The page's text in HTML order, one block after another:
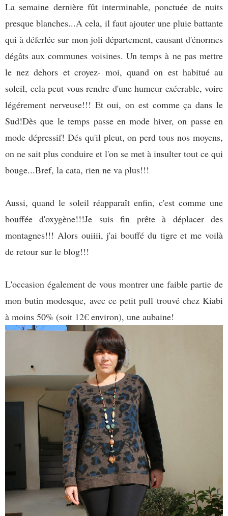
La semaine dernière fût interminable, ponctuée de nuits
presque blanches...A cela, il faut ajouter une pluie battante
qui à déferlée sur mon joli département, causant d'énormes
dégâts aux communes voisines. Un temps à ne pas mettre
le nez dehors et croyez- moi, quand on est habitué au
soleil, cela peut vous rendre d'une humeur exécrable, voire
légérement nerveuse!!! Et oui, on est comme ça dans le
Sud!Dès que le temps passe en mode hiver, on passe en
mode dépressif! Dés qu'il pleut, on perd tous nos moyens,
on ne sait plus conduire et l'on se met à insulter tout ce qui
bouge...Bref, la cata, rien ne va plus!!!
Aussi, quand le soleil réapparaît enfin, c'est comme une
bouffée d'oxygène!!!Je suis fin prête à déplacer des
montagnes!!! Alors ouiiii, j'ai bouffé du tigre et me voilà
de retour sur le blog!!!
L'occasion également de vous montrer une faible partie de
mon butin modesque, avec ce petit pull trouvé chez Kiabi
à moins 50% (soit 12€ environ), une aubaine!